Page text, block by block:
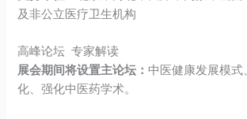
及非公立医疗卫生机构
高峰论坛 专家解读
展会期间将设置主论坛： 中医健康发展模式
化、强化中医药学术。